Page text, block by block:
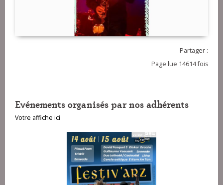
Partager :
Page lue 14614 fois
Evénements organisés par nos adhérents
Votre affiche ici